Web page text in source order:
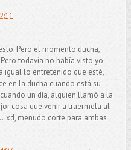
Pero el momento ducha,
todavía no había visto yo
igual lo entretenido que esté,
en la ducha cuando está su
un día, alguien llamó a la
cosa que venir a traermela al
menudo corte para ambas